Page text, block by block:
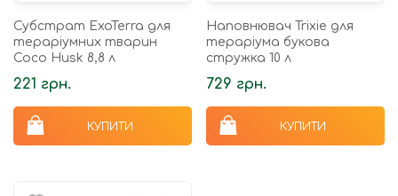
Субстрат ExoTerra для
тераріумних тварин
Coco Husk 8,8 л
221 грн.
КУПИТИ
Наповнювач Trixie для
тераріума букова
стружка 10 л
729 грн.
КУПИТИ